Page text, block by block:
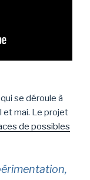
se déroule à
et mai. Le projet
de possibles